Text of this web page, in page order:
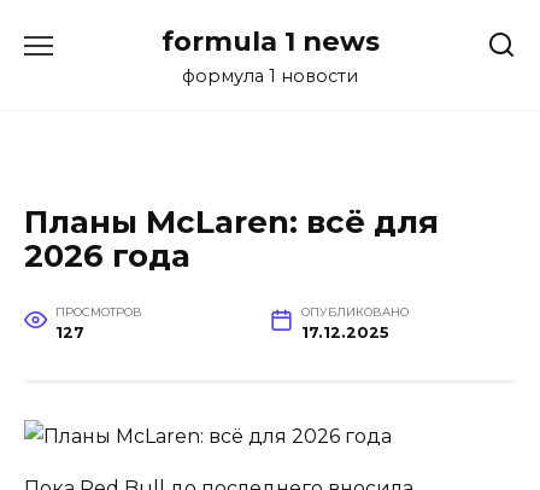
formula 1 news
формула 1 новости
Планы McLaren: всё для
2026 года
ПРОСМОТРОВ
127
ОПУБЛИКОВАНО
17.12.2025